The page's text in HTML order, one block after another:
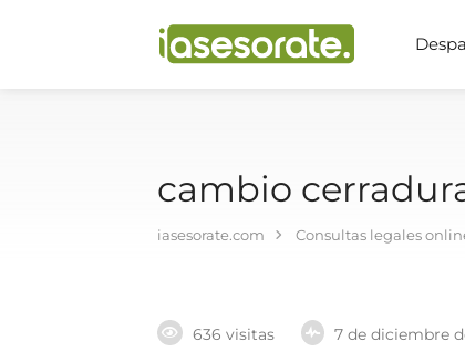
cambio
iasesorate.com Consultas legales
636 visitas 7 de diciembre